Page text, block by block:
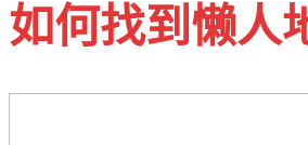
如何找到懒人